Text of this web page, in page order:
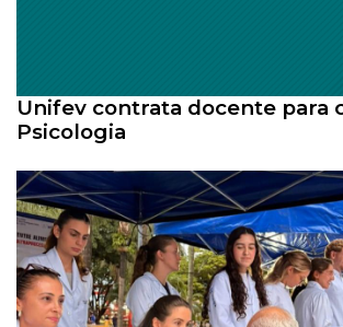
Unifev contrata docente para
Psicologia